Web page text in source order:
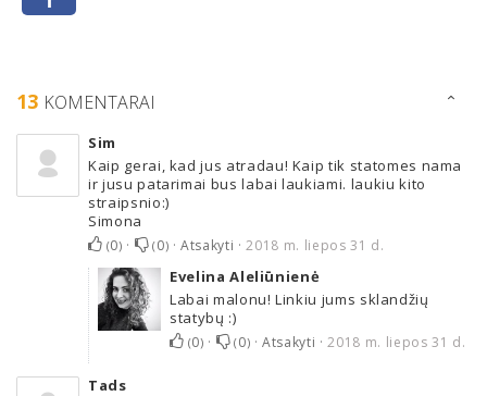
13 KOMENTARAI
Sim
Kaip gerai, kad jus atradau! Kaip tik statomes nama
ir jusu patarimai bus labai laukiami. laukiu kito
straipsnio:)
Simona
(0) · (0) ·Atsakyti ·2018 m. liepos 31 d.
Evelina Aleliūnienė
Labai malonu! Linkiu jums sklandžių
statybų :)
(0) · (0) ·Atsakyti ·2018 m. liepos 31 d.
Tads